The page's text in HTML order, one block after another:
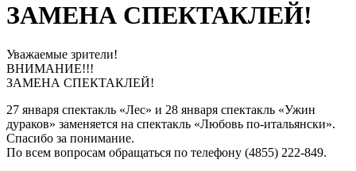
ЗАМЕНА СПЕКТАКЛЕЙ!
Уважаемые зрители!
ВНИМАНИЕ!!!
ЗАМЕНА СПЕКТАКЛЕЙ!
27 января спектакль «Лес» и 28 января спектакль «Ужин
дураков» заменяется на спектакль «Любовь по-итальянски».
Спасибо за понимание.
По всем вопросам обращаться по телефону (4855) 222-849.